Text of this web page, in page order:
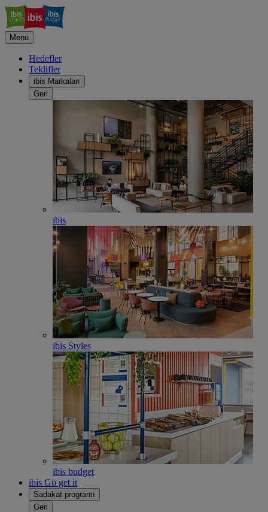
Menü
Hedefler
Teklifler
ibis Markaları
Geri
ibis
ibis Styles
ibis budget
ibis Go get it
Sadakat programı
Geri